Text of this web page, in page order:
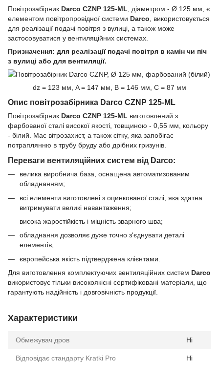
Повітрозабірник Darco CZNP 125-ML , діаметром - Ø 125 мм, є
елементом повітропровідної системи Darco , використовується
для реалізації подачі повітря з вулиці, а також може
застосовуватися у вентиляційних системах.
Призначення: для реалізації подачі повітря в камін чи піч
з вулиці або для вентиляції.
dz = 123 мм, A = 147 мм, B = 146 мм, C = 87 мм
Опис повітрозабірника Darco CZNP 125-ML
Повітрозабірник Darco CZNP 125-ML виготовлений з
фарбованої сталі високої якості, товщиною - 0,55 мм, кольору
- білий. Має вітрозахист, а також сітку, яка запобігає
потраплянню в трубу бруду або дрібних гризунів.
Переваги вентиляційних систем від Darco:
велика виробнича база, оснащена автоматизованим
обладнанням;
всі елементи виготовлені з оцинкованої сталі, яка здатна
витримувати великі навантаження;
висока жаростійкість і міцність зварного шва;
обладнання дозволяє дуже точно з'єднувати деталі
елементів;
європейська якість підтверджена клієнтами.
Для виготовлення комплектуючих вентиляційних систем Darco
використовує тільки високоякісні сертифіковані матеріали, що
гарантують надійність і довговічність продукції.
Характеристики
Обмежувач дров Ні
Відповідає стандарту Kratki Pro Ні